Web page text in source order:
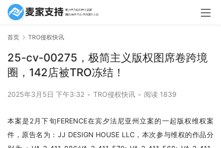
首页 TRO侵权快讯
25-cv-00275，极简主义版权图席卷跨境
圈，142店被TRO冻结！
2025年3月5日 下午3:32 • TRO侵权快讯 • 阅读 1839
本案是2月下旬FERENCE在宾夕法尼亚州立案的一起版权维权案
件，原告名为：JJ DESIGN HOUSE LLC，本次参与维权的作品分